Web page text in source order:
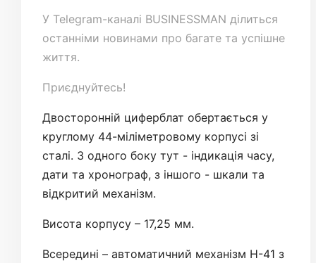
У Telegram-каналі BUSINESSMAN ділиться
останніми новинами про багате та успішне
життя.
Приєднуйтесь!
Двосторонній циферблат обертається у
круглому 44-міліметровому корпусі зі
сталі. З одного боку тут - індикація часу,
дати та хронограф, з іншого - шкали та
відкритий механізм.
Висота корпусу – 17,25 мм.
Всередині – автоматичний механізм H-41 з